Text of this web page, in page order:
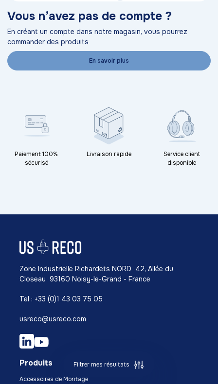
Vous n’avez pas de compte ?
En créant un compte dans notre magasin, vous pourrez
commander des produits
En savoir plus
Paiement 100%
sécurisé
Livraison rapide
Service client
disponible
Zone Industrielle Richardets NORD 42, Allée du
Closeau 93160 Noisy-le-Grand - France
Tel : +33 (0)1 43 03 75 05
usreco@usreco.com
Produits
Accessoires de Montage
Filtrer mes résultats